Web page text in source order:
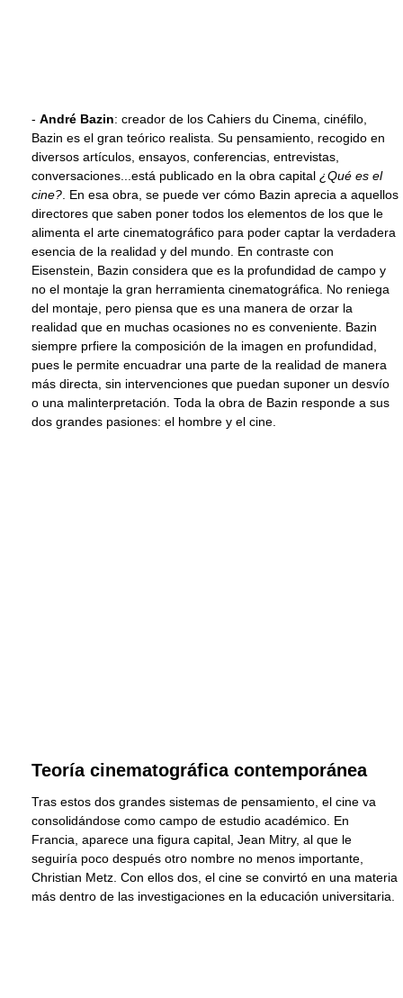
- André Bazin: creador de los Cahiers du Cinema, cinéfilo,
Bazin es el gran teórico realista. Su pensamiento, recogido en
diversos artículos, ensayos, conferencias, entrevistas,
conversaciones...está publicado en la obra capital ¿Qué es el
cine? . En esa obra, se puede ver cómo Bazin aprecia a aquellos
directores que saben poner todos los elementos de los que le
alimenta el arte cinematográfico para poder captar la verdadera
esencia de la realidad y del mundo. En contraste con
Eisenstein, Bazin considera que es la profundidad de campo y
no el montaje la gran herramienta cinematográfica. No reniega
del montaje, pero piensa que es una manera de orzar la
realidad que en muchas ocasiones no es conveniente. Bazin
siempre prfiere la composición de la imagen en profundidad,
pues le permite encuadrar una parte de la realidad de manera
más directa, sin intervenciones que puedan suponer un desvío
o una malinterpretación. Toda la obra de Bazin responde a sus
dos grandes pasiones: el hombre y el cine.
Teoría cinematográfica contemporánea
Tras estos dos grandes sistemas de pensamiento, el cine va
consolidándose como campo de estudio académico. En
Francia, aparece una figura capital, Jean Mitry, al que le
seguiría poco después otro nombre no menos importante,
Christian Metz. Con ellos dos, el cine se convirtó en una materia
más dentro de las investigaciones en la educación universitaria.